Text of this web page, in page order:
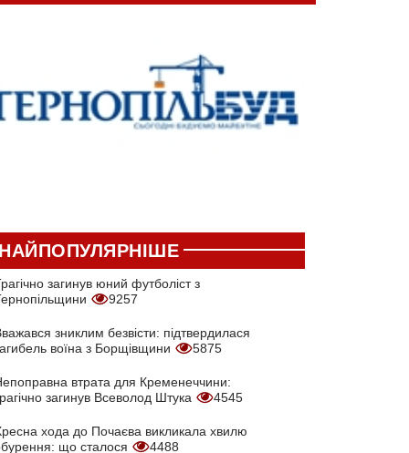
загинув юний футболіст з
9257
зниклим безвісти: підтвердилася
воїна з Борщівщини
5875
втрата для Кременеччини:
загинув Всеволод Штука
4545
хода до Почаєва викликала хвилю
що сталося
4488